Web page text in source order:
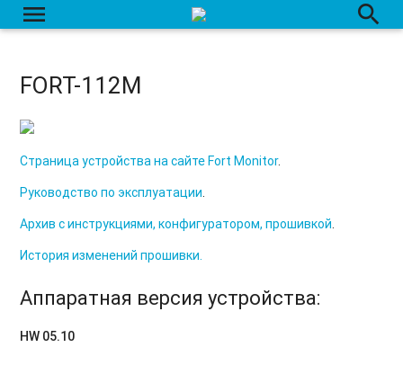
menu search
FORT-112M
Страница устройства на сайте Fort Monitor.
Руководство по эксплуатации.
Архив с инструкциями, конфигуратором, прошивкой.
История изменений прошивки.
Аппаратная версия устройства:
HW 05.10